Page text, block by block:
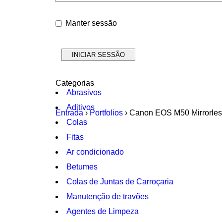
Manter sessão
Categorias
Abrasivos
Aditivos
Colas
Fitas
Ar condicionado
Betumes
Colas de Juntas de Carroçaria
Manutenção de travões
Agentes de Limpeza
Entrada › Portfolios › Canon EOS M50